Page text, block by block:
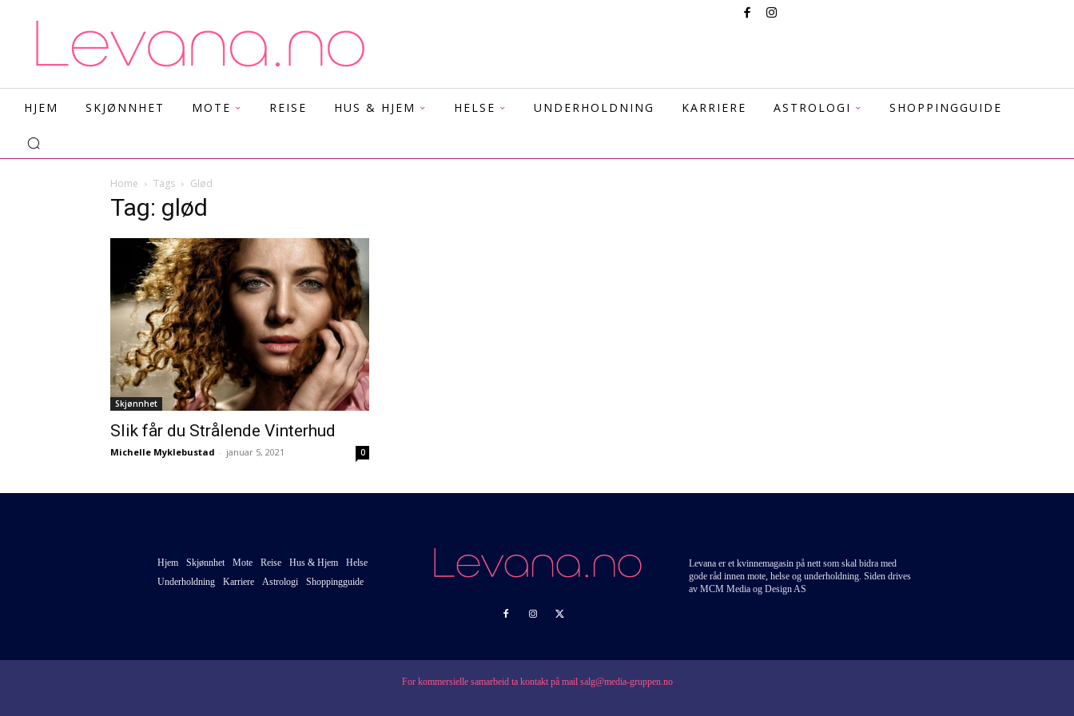
HJEM SKJØNNHET MOTE REISE HUS & HJEM HELSE UNDERHOLDNING KARRIERE ASTROLOGI SHOPPINGGUIDE
Home Tags Glød
Tag: glød
Skjønnhet
Slik får du Strålende Vinterhud
Michelle Myklebustad - januar 5, 2021 0
Hjem Skjønnhet Mote Reise Hus & Hjem
Helse
Underholdning
Karriere Astrologi Shoppingguide
Levana er et kvinnemagasin på nett som skal bidra med
gode råd innen mote, helse og underholdning. Siden drives
av MCM Media og Design AS
For kommersielle samarbeid ta kontakt på mail salg@media-gruppen.no